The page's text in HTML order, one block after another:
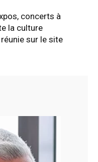
concerts à
la culture
sur le site